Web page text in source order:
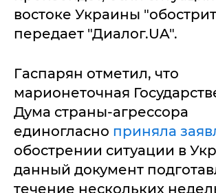
востоке Украины
передает "Диалог.UA".
Гаспарян отметил, что
марионеточная
Дума страны-агрессора
единогласно приняла
обострении ситуации в
данный документ
течение нескольких